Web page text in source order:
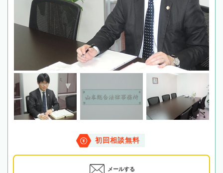
初回相談無料
メールする